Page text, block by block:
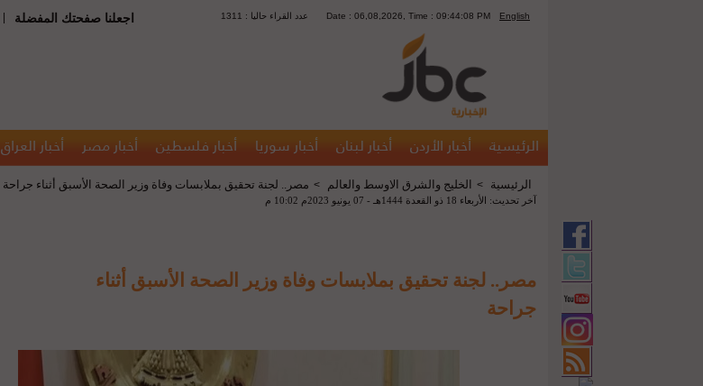
اجعلنا صفحتك المفضلة English
Date : 06,08,2026, Time : 09:44:08 PM 1311 : عدد القراء حاليا
الرئيسية أخبار الأردن أخبار لبنان أخبار سوريا أخبار فلسطين أخبار مصر أخبار العراق
الرئيسية > الخليج والشرق الاوسط والعالم > مصر.. لجنة تحقيق بملابسات وفاة وزير الصحة الأسبق أثناء جراحة
آخر تحديث: الأربعاء 18 ذو القعدة 1444هـ - 07 يونيو 2023م 10:02 م
مصر.. لجنة تحقيق بملابسات وفاة وزير الصحة الأسبق أثناء
جراحة